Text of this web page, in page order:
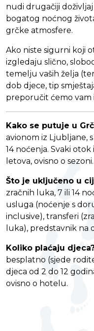
nudi drugačiji
bogatog noćnog
grčke atmosfere.
Ako niste sigurni koji
izgledaju slično,
temelju vaših želja
dob djece, tip
preporučit ćemo vam
Kako se putuje u
avionom iz Ljubljane,
14 noćenja. Svaki
letova, ovisno o sezoni.
Što je uključeno u
zračnih luka, 7 ili 14
usluga (noćenje s
inclusive), transferi
luka), predstavnik na
Koliko plaćaju
besplatno (sjede
djeca od 2 do 12
ovisno o hotelu.